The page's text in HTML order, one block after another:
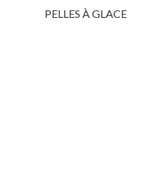
PELLES À GLACE